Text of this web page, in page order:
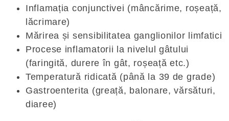
Inflamația conjunctivei (mâncărime, roșeață,
lăcrimare)
Mărirea și sensibilitatea ganglionilor limfatici
Procese inflamatorii la nivelul gâtului
(faringită, durere în gât, roșeață etc.)
Temperatură ridicată (până la 39 de grade)
Gastroenterita (greață, balonare, vărsături,
diaree)